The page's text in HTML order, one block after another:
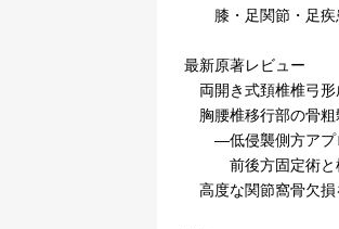
膝・足関節・足
最新原著レビュー
両開き式頚椎椎弓
胸腰椎移行部の骨粗
―低侵襲側方アプロ
前後方固定術と椎
高度な関節窩骨欠